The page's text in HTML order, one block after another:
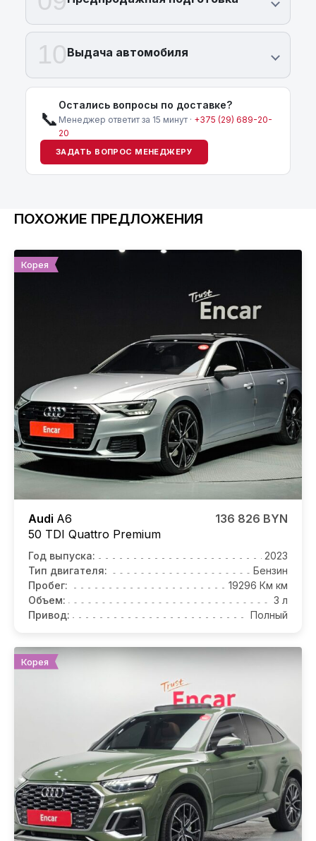
10Выдача автомобиля
📞
Остались вопросы по доставке?
Менеджер ответит за 15 минут · +375 (29) 689-20-
20
ЗАДАТЬ ВОПРОС МЕНЕДЖЕРУ
ПОХОЖИЕ ПРЕДЛОЖЕНИЯ
Корея
Audi A6
50 TDI Quattro Premium
136 826 BYN
Год выпуска:
2023
Тип двигателя:
Бензин
Пробег:
19296 Км км
Объем:
3 л
Привод:
Полный
Корея